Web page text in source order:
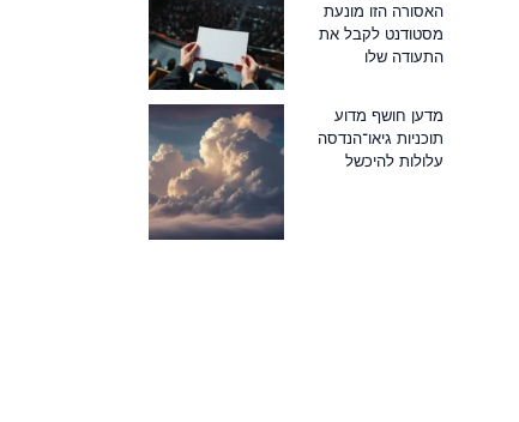
האסורה הזו מונעת
מסטודנט לקבל את
התעודה שלו
מדען חושף מדוע
תוכניות גיאו־הנדסה
עלולות להיכשל